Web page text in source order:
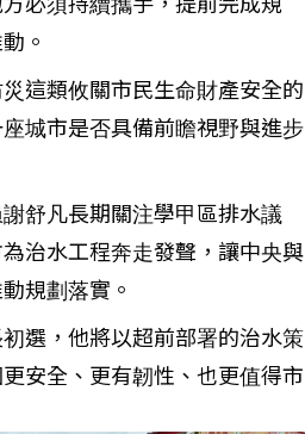
。
這類攸關市民生命財產安全的
城市是否具備前瞻視野與進步
舒凡長期關注學甲區排水議
治水工程奔走發聲，讓中央與
規劃落實。
選，他將以超前部署的治水策
安全、更有韌性、也更值得市